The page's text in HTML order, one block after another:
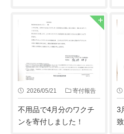
2026/05/21 寄付報告
不用品で4月分のワクチ
ンを寄付しました！
3